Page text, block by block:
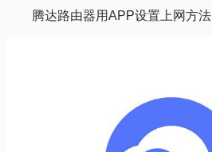
腾达路由器用APP设置上网方法